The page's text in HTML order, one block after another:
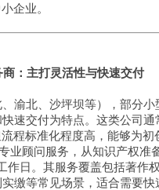
企业。
：主打灵活性与快速交付
渝北、沙坪坝等），部分小
速交付为特点。这类公司通
程标准化程度高，能够为初
业顾问服务，从知识产权准
作日。其服务覆盖包括著作
缴等常见场景，适合需要快